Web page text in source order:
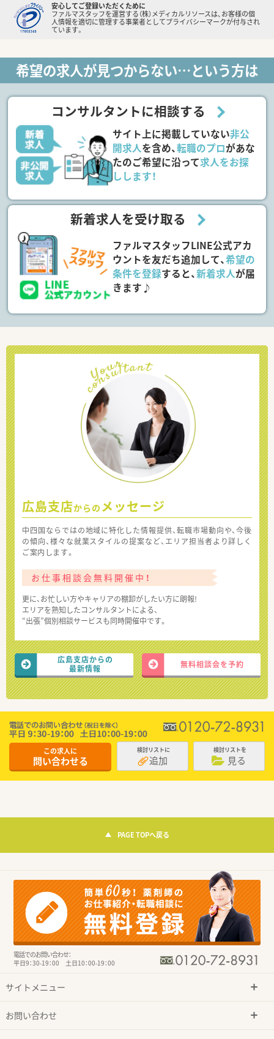
安心してご登録いただくために
ファルマスタッフを運営する（株）メディカルリソースは、お客様の個
人情報を適切に管理する事業者としてプライバシーマークが付与され
ています。
希望の求人が見つからない…という方は
コンサルタントに相談する
サイト上に掲載していない非公
開求人を含め、転職のプロがあな
たのご希望に沿って求人をお探
しします！
新着求人を受け取る
ファルマスタッフLINE公式アカ
ウントを友だち追加して、希望の
条件を登録すると、新着求人が届
きます♪
広島支店からの メッセージ
中四国ならではの地域に特化した情報提供、転職市場動向や、今後
の傾向、様々な就業スタイルの提案など、エリア担当者より詳しく
ご案内します。
お仕事相談会無料開催中！
更に、お忙しい方やキャリアの棚卸がしたい方に朗報!
エリアを熟知したコンサルタントによる、
“出張”個別相談サービスも同時開催中です。
広島支店からの
最新情報
無料相談会を予約
この求人に
問い合わせる
検討リストに
追加
検討リストを
見る
PAGE TOPへ戻る
電話でのお問い合わせ：
平日9：30-19：00 土日10：00-19：00
サイトメニュー
お問い合わせ